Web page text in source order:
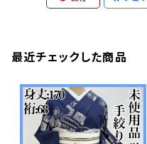
最近チェックした商品